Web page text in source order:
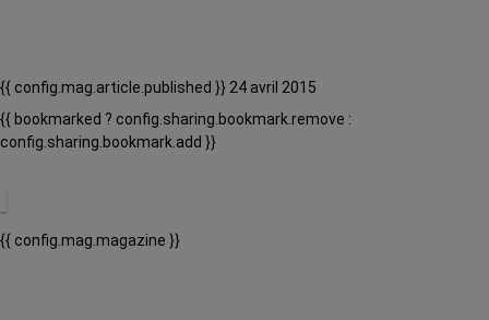
{{ config.mag.article.published }} 24 avril 2015
{{ bookmarked ? config.sharing.bookmark.remove :
config.sharing.bookmark.add }}
{{ config.mag.magazine }}